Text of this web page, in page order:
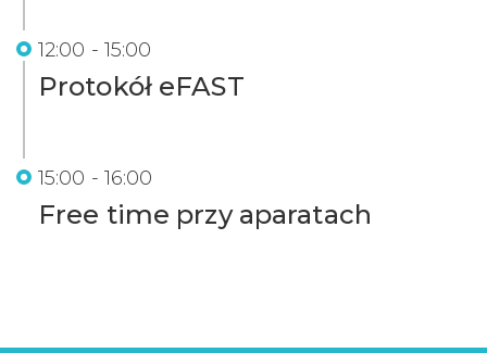
12:00 - 15:00
Protokół eFAST
15:00 - 16:00
Free time przy aparatach